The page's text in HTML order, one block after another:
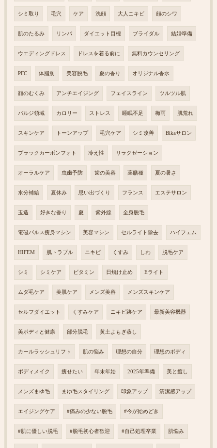
シミ取り 毛穴 ケア 洗顔 大人ニキビ 顔のシワ
肌のたるみ リンパ ダイエット目標 ブライダル 結婚準備
ウエディングドレス ドレスを着る前に 無料カウンセリング
PFC 体脂肪 美容脱毛 夏の香り オリジナル香水
顔のむくみ アンチエイジング フェイスライン ツルツル肌
バルジ領域 カロリー ストレス 睡眠不足 梅雨 肌荒れ
スキンケア トーンアップ 毛穴ケア シミ改善 Bikaサロン
ブラックカーボンフォト 冷え性 リラクゼーション
オーラルケア 虫歯予防 歯の美容 薬膳種 夏の暑さ
水分補給 夏休み 思い出づくり フランス エステサロン
玉造 好きな香り 夏 紫外線 全身脱毛
電磁パルス痩身マシン 美容マシン セルライト除去 ハイフェム
HIFEM 肌トラブル ニキビ くすみ しわ 脱毛ケア
シミ シミケア ビタミン 日焼け止め Eライト
ムダ毛ケア 美肌ケア メンズ美容 メンズスキンケア
セルフダイエット くすみケア ニキビ跡ケア 最新美容機器
美ボディと健康 部分脱毛 黄土よもぎ蒸し
カールラッシュリフト 肌の悩み 理想の自分 理想のボディ
ボディメイク 痩せたい 年末年始 2025年準備 美と癒し
メンズまゆ毛 まゆ毛スタイリング 印象アップ 清潔感アップ
エイジングケア #痛みの少ない脱毛 #今が始めどき
#肌に優しい脱毛 #脱毛初心者歓迎 #自己処理卒業 肌悩み